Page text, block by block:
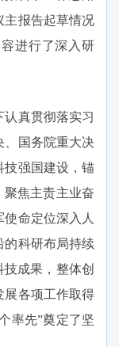
主报告起草情况
进行了深入研
真贯彻落实习
、国务院重大决
技强国建设，锚
聚焦主责主业奋
命定位深入人
的科研布局持续
成果，整体创
展各项工作取得
率先”奠定了坚